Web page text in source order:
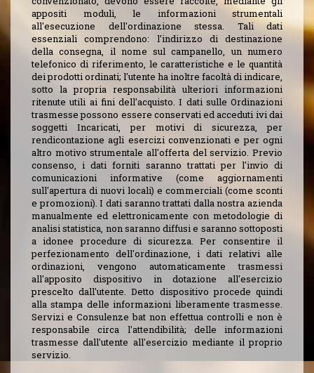
appositi moduli, le informazioni strumentali
all'esecuzione dell'ordinazione stessa. Tali dati
essenziali comprendono: l'indirizzo di destinazione
della consegna, il nome sul campanello, un numero
telefonico di riferimento, le caratteristiche e le quantità
dei prodotti ordinati; l'utente ha inoltre facoltà di indicare,
sotto la propria responsabilità ulteriori informazioni
ritenute utili ai fini dell'acquisto. I dati sulle Ordinazioni
trasmesse possono essere conservati ed acceduti ivi dai
soggetti Incaricati, per motivi di sicurezza, per
rendicontazione agli esercizi convenzionati e per ogni
altro motivo strumentale all'offerta del servizio. Previo
consenso, i dati forniti saranno trattati per l'invio di
comunicazioni informative (come aggiornamenti
sull'apertura di nuovi locali) e commerciali (come sconti
e promozioni). I dati saranno trattati dalla nostra azienda
manualmente ed elettronicamente con metodologie di
analisi statistica, non saranno diffusi e saranno sottoposti
a idonee procedure di sicurezza. Per consentire il
perfezionamento dell'ordinazione, i dati relativi alle
ordinazioni, vengono automaticamente trasmessi
all'apposito dispositivo in dotazione all'esercizio
prescelto dall'utente. Detto dispositivo procede quindi
alla stampa delle informazioni liberamente trasmesse.
Servizi e Consulenze bat non effettua controlli e non è
responsabile circa l'attendibilità; delle informazioni
trasmesse dall'utente all'esercizio mediante il proprio
servizio.